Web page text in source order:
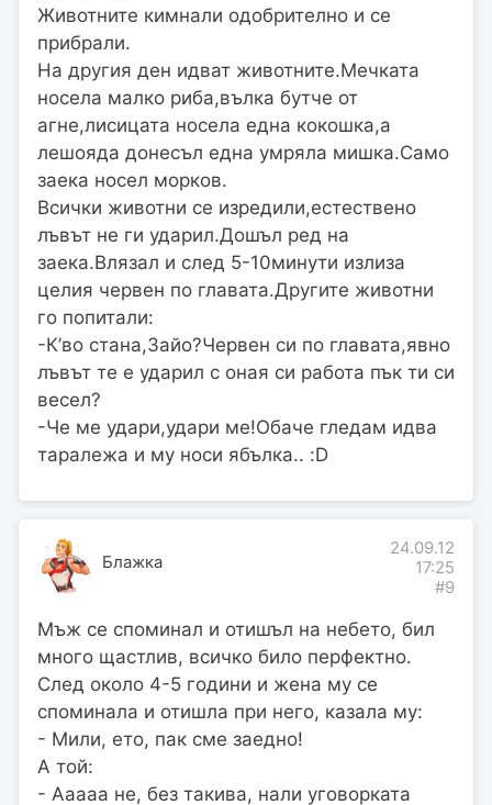
Животните кимнали одобрително и се
прибрали.
На другия ден идват животните.Мечката
носела малко риба,вълка бутче от
агне,лисицата носела една кокошка,а
лешояда донесъл една умряла мишка.Само
заека носел морков.
Всички животни се изредили,естествено
лъвът не ги ударил.Дошъл ред на
заека.Влязал и след 5-10минути излиза
целия червен по главата.Другите животни
го попитали:
-К’во стана,Зайо?Червен си по главата,явно
лъвът те е ударил с оная си работа пък ти си
весел?
-Че ме удари,удари ме!Обаче гледам идва
таралежа и му носи ябълка.. :D
Блажка
24.09.12
17:25
#9
Мъж се споминал и отишъл на небето, бил
много щастлив, всичко било перфектно.
След около 4-5 години и жена му се
споминала и отишла при него, казала му:
- Мили, ето, пак сме заедно!
А той:
- Ааааа не, без такива, нали уговорката